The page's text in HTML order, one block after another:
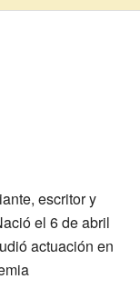
escritor y
el 6 de abril
actuación en